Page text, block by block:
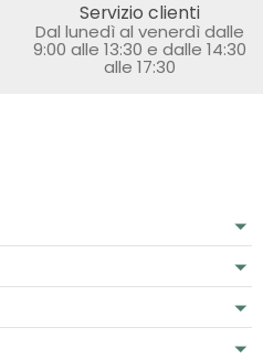
Servizio clienti
Dal lunedì al venerdì dalle
9:00 alle 13:30 e dalle 14:30
alle 17:30